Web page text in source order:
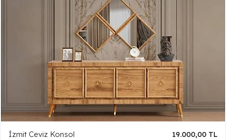
İzmit Ceviz Konsol 19.000,00 TL